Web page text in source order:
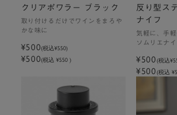
クリアポワラー ブラック
取り付けるだけでワインをまろや
かな味に
¥500(税込¥550)
¥500(税込 ¥550 )
反り型ス
ナイフ
気軽に、手
ソムリエナイ
¥500(税込
¥500(税込